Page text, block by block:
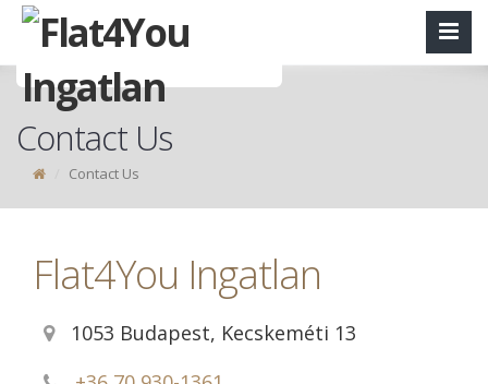
Contact Us
Contact Us
Flat4You Ingatlan
1053 Budapest, Kecskeméti 13